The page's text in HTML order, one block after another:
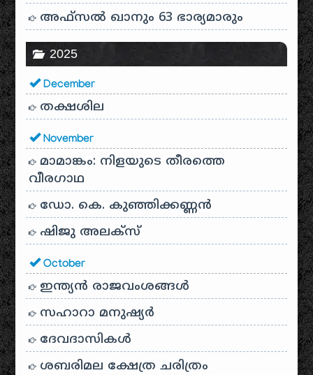
അഫ്സൽ ഖാനും 63 ഭാര്യമാരും
2025
December
തക്ഷശില
November
മാമാങ്കം: നിളയുടെ തീരത്തെ
വീരഗാഥ
ഡോ. കെ. കുഞ്ഞിക്കണ്ണൻ
ഷിജു അലക്സ്
October
ഇന്ത്യൻ രാജവംശങ്ങൾ
സഹാറാ മനുഷ്യർ
ദേവദാസികൾ
ശബരിമല ക്ഷേത്ര ചരിത്രം